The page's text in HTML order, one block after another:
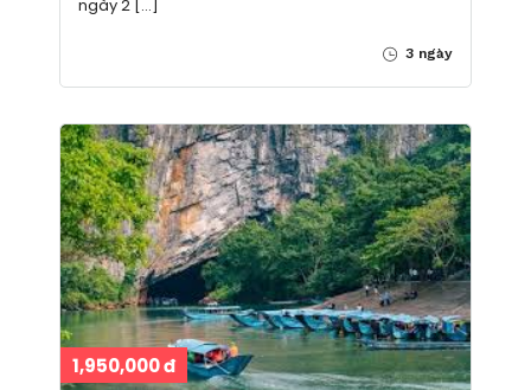
ngày 2 […]
3 ngày
1,950,000 đ